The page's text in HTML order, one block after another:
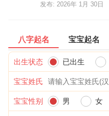
发布: 2026年 1月 30日
八字起名 宝宝起名
出生状态 已出生
宝宝姓氏
宝宝性别 男 女